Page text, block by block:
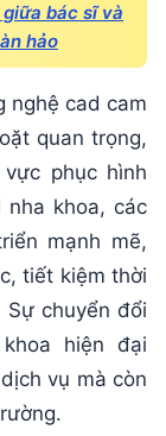
bác sĩ và
hảo
nghệ cad cam
quan trọng,
phục hình
khoa, các
mạnh mẽ,
tiết kiệm thời
chuyển đổi
hiện đại
vụ mà còn